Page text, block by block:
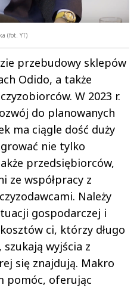
(fot. YT)
przebudowy sklepów
Odido, a także
W 2023 r.
do planowanych
ma ciągle dość duży
nie tylko
przedsiębiorców,
ze współpracy z
Należy
gospodarczej i
ci, którzy długo
wyjścia z
się znajdują. Makro
pomóc, oferując